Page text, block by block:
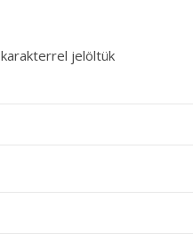
karakterrel jelöltük